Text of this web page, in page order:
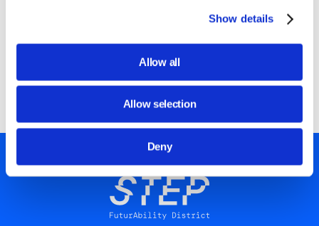
Show details
Allow all
Allow selection
Deny
Trento ha conseguito un Master in Public Management alla
SDA Bocconi.